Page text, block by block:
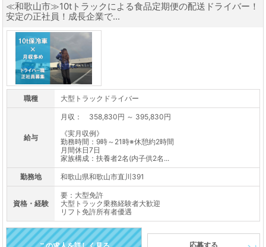
≪和歌山市≫10tトラックによる食品定期便の配送ドライバー！
安定の正社員！成長企業で...
職種 大型トラックドライバー
給与
月収： 358,830円 ～ 395,830円
《実月収例》
勤務時間：9時～21時※休憩約2時間
月間休日7日
家族構成：扶養者2名(内子供2名...
勤務地 和歌山県和歌山市直川391
資格・経験
要：大型免許
大型トラック乗務経験者大歓迎
リフト免許所有者優遇
応募する